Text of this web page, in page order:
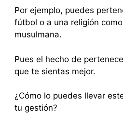
Por ejemplo, puedes
fútbol o a una religión
musulmana.
Pues el hecho de
que te sientas mejor.
¿Cómo lo puedes llevar
tu gestión?